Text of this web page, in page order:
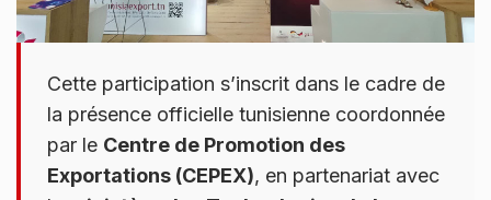
Cette participation s’inscrit dans le cadre de
la présence officielle tunisienne coordonnée
par le Centre de Promotion des
Exportations (CEPEX), en partenariat avec